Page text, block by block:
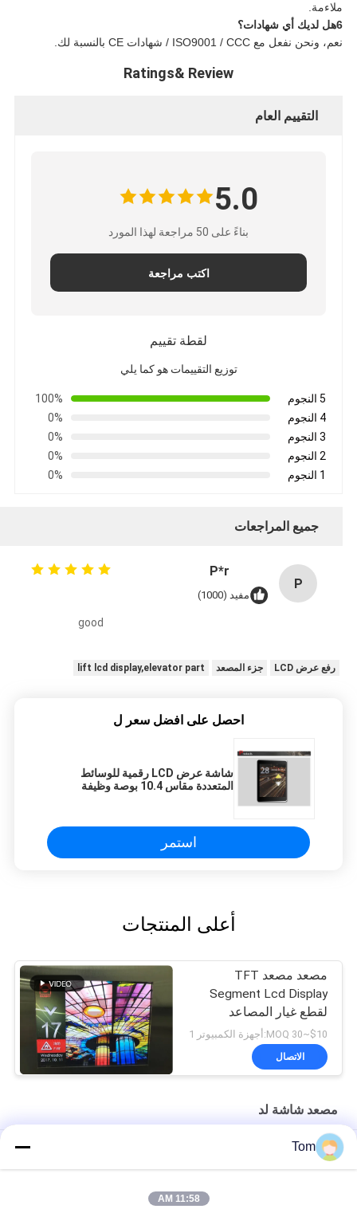
ملاءمة.
6هل لديك أي شهادات؟
نعم، ونحن نفعل مع ISO9001 / CCC / شهادات CE بالنسبة لك.
Ratings& Review
التقييم العام
5.0
بناءً على 50 مراجعة لهذا المورد
اكتب مراجعة
لقطة تقييم
توزيع التقييمات هو كما يلي
5 النجوم
100%
4 النجوم
0%
3 النجوم
0%
2 النجوم
0%
1 النجوم
0%
جميع المراجعات
P
P*r
مفيد (1000)
good
رفع عرض LCD جزء المصعد lift lcd display,elevator part
احصل على افضل سعر ل
شاشة عرض LCD رقمية للوسائط
المتعددة مقاس 10.4 بوصة وظيفة
استمر
أعلى المنتجات
مصعد مصعد TFT
Segment Lcd Display
لقطع غيار المصاعد
$10~30 MOQ:أجهزة الكمبيوتر 1
الاتصال
مصعد شاشة لد
الترويجية شريحة مصعد لد عرض / شاشة لد للمصعد
Tom
11:58 AM